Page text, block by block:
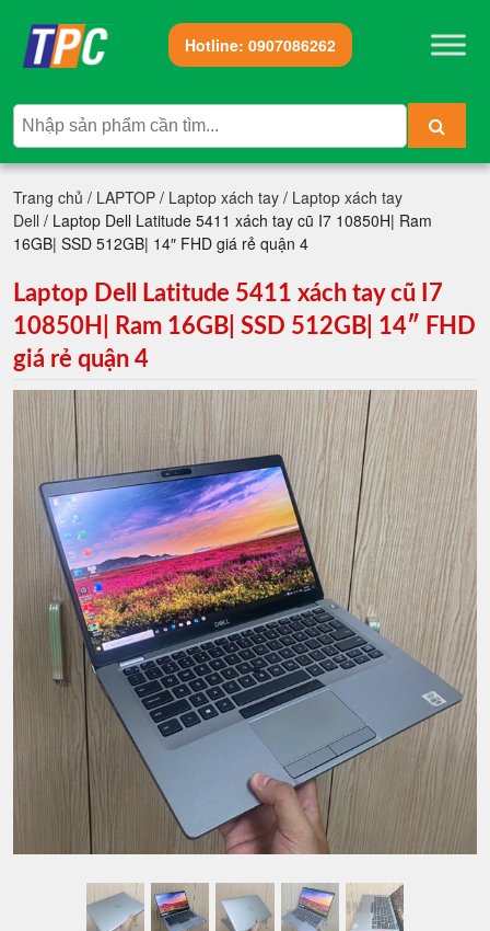
Hotline: 0907086262
Trang chủ / LAPTOP / Laptop xách tay / Laptop xách tay
Dell / Laptop Dell Latitude 5411 xách tay cũ I7 10850H| Ram
16GB| SSD 512GB| 14″ FHD giá rẻ quận 4
Laptop Dell Latitude 5411 xách tay cũ I7
10850H| Ram 16GB| SSD 512GB| 14″ FHD
giá rẻ quận 4